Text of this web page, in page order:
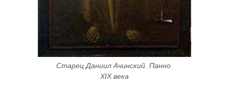
Старец Даниил Ачинский. Панно
XIX века